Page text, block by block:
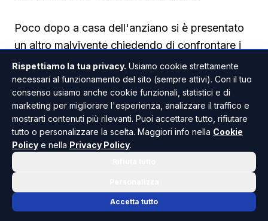
Poco dopo a casa dell'anziano si è presentato
un altro malvivente chiedendo di confrontare i
gioielli e che successivamente li avrebbe
riconsegnati.
Il pensionato ha consegnato 800 euro in
contanti e tutti i gioielli monili d’oro di famiglia.
Quando si è reso conto della truffa era troppo
Rispettiamo la tua privacy. Usiamo cookie strettamente
necessari al funzionamento del sito (sempre attivi). Con il tuo
consenso usiamo anche cookie funzionali, statistici e di
marketing per migliorare l'esperienza, analizzare il traffico e
mostrarti contenuti più rilevanti. Puoi accettare tutto, rifiutare
tutto o personalizzare la scelta. Maggiori info nella Cookie
Policy e nella Privacy Policy.
Accetta tutto